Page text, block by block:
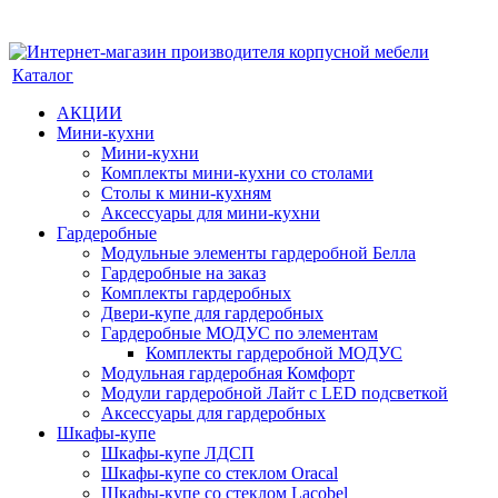
Каталог
АКЦИИ
Мини-кухни
Мини-кухни
Комплекты мини-кухни со столами
Столы к мини-кухням
Аксессуары для мини-кухни
Гардеробные
Модульные элементы гардеробной Белла
Гардеробные на заказ
Комплекты гардеробных
Двери-купе для гардеробных
Гардеробные МОДУС по элементам
Комплекты гардеробной МОДУС
Модульная гардеробная Комфорт
Модули гардеробной Лайт с LED подсветкой
Аксессуары для гардеробных
Шкафы-купе
Шкафы-купе ЛДСП
Шкафы-купе со стеклом Oracal
Шкафы-купе со стеклом Lacobel